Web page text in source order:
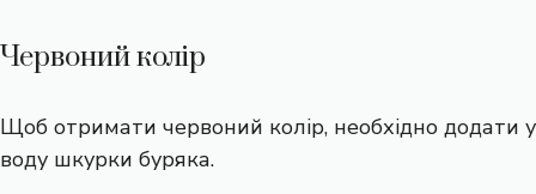
Червоний колір
Щоб отримати червоний колір, необхідно додати у
воду шкурки буряка.